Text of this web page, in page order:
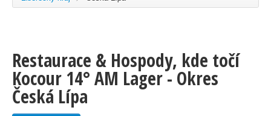
Restaurace & Hospody, kde točí
Kocour 14° AM Lager - Okres
Česká Lípa